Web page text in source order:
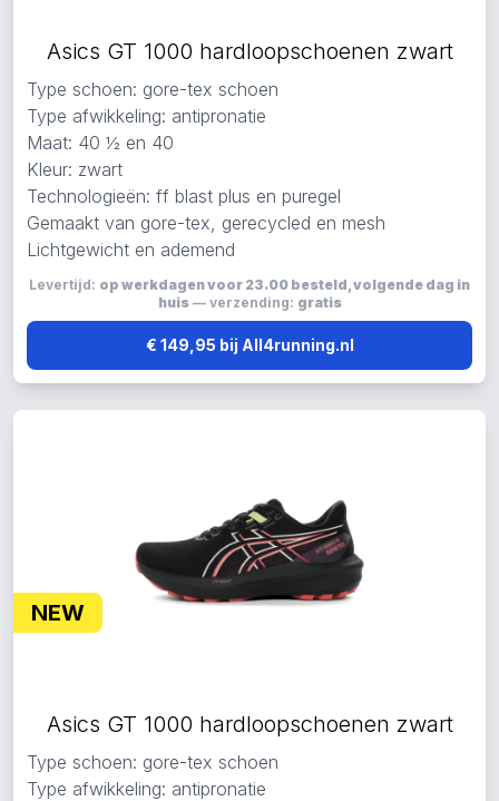
Asics GT 1000 hardloopschoenen zwart
Type schoen: gore-tex schoen
Type afwikkeling: antipronatie
Maat: 40 ½ en 40
Kleur: zwart
Technologieën: ff blast plus en puregel
Gemaakt van gore-tex, gerecycled en mesh
Lichtgewicht en ademend
Levertijd: op werkdagen voor 23.00 besteld, volgende dag in
huis— verzending: gratis
€ 149,95 bij All4running.nl
NEW
Asics GT 1000 hardloopschoenen zwart
Type schoen: gore-tex schoen
Type afwikkeling: antipronatie